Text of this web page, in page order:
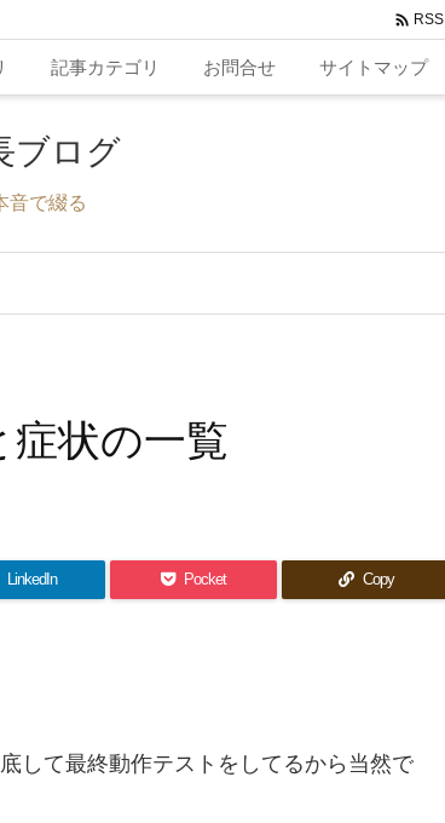
記事カテゴリ お問合せ サイトマップ
 RSS
ブログ
音で綴る
状の一覧
LinkedIn Pocket Copy
して最終動作テストをしてるから当然で